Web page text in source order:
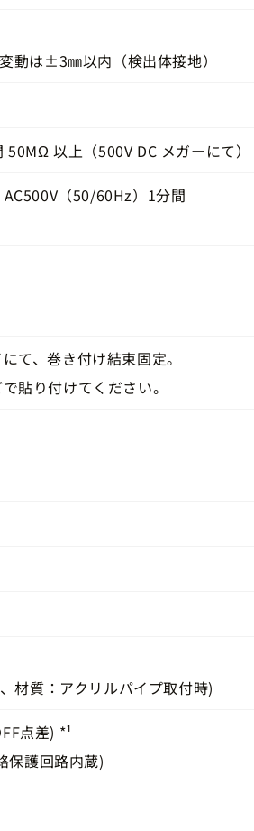
動は±3㎜以内（検出体接地）
以上（500V DC メガーにて）
（50/60Hz）1分間
て、巻き付け結束固定。
貼り付けてください。
材質：アクリルパイプ取付時)
点差) *¹
保護回路内蔵)